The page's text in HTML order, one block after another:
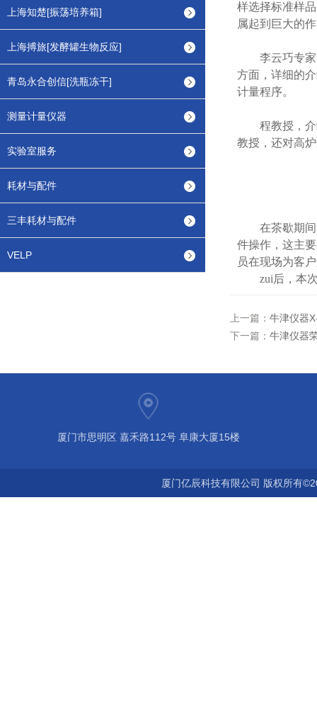
上海知楚[振荡培养箱]
上海搏旅[发酵罐生物反应]
青岛永合创信[洗瓶冻干]
测量计量仪器
实验室服务
耗材与配件
三丰耗材与配件
VELP
样选择标准样
属起到巨大的
李云巧专
方面，详细的
计量程序。
程教授，
教授，还对高
在茶歇期
件操作，这主
员在现场为客
zui后，本
上一篇： 牛津仪器
下一篇： 牛津仪器
厦门市思明区 嘉禾路112号 阜康大厦15楼
厦门亿辰科技有限公司 版权所有